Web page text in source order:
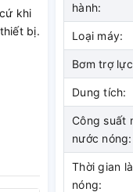
khi
bị.
hành:
Loại máy:
Bơm trợ
Dung tích:
Công suất
nước nóng:
Thời gian
nóng: